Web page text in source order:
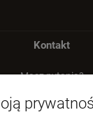
Kontakt
Masz pytania?